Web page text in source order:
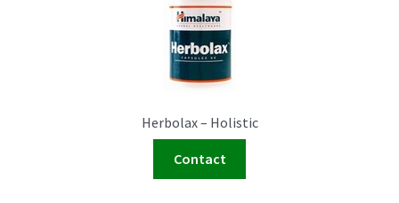
Herbolax – Holistic
Contact